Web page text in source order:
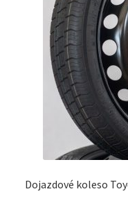
Dojazdové koleso